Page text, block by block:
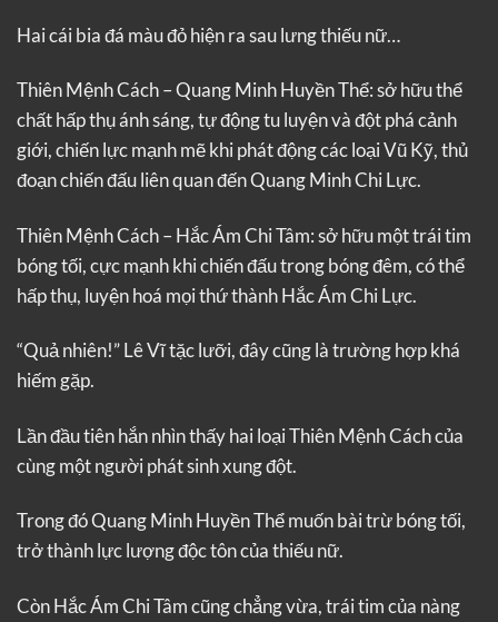
Hai cái bia đá màu đỏ hiện ra sau lưng thiếu nữ…
Thiên Mệnh Cách – Quang Minh Huyền Thể: sở hữu thể
chất hấp thụ ánh sáng, tự động tu luyện và đột phá cảnh
giới, chiến lực mạnh mẽ khi phát động các loại Vũ Kỹ, thủ
đoạn chiến đấu liên quan đến Quang Minh Chi Lực.
Thiên Mệnh Cách – Hắc Ám Chi Tâm: sở hữu một trái tim
bóng tối, cực mạnh khi chiến đấu trong bóng đêm, có thể
hấp thụ, luyện hoá mọi thứ thành Hắc Ám Chi Lực.
“Quả nhiên!” Lê Vĩ tặc lưỡi, đây cũng là trường hợp khá
hiếm gặp.
Lần đầu tiên hắn nhìn thấy hai loại Thiên Mệnh Cách của
cùng một người phát sinh xung đột.
Trong đó Quang Minh Huyền Thể muốn bài trừ bóng tối,
trở thành lực lượng độc tôn của thiếu nữ.
Còn Hắc Ám Chi Tâm cũng chẳng vừa, trái tim của nàng